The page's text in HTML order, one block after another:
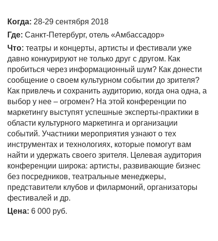
Когда: 28-29 сентября 2018
Где: Санкт-Петербург, отель «Амбассадор»
Что: театры и концерты, артисты и фестивали уже
давно конкурируют не только друг с другом. Как
пробиться через информационный шум? Как донести
сообщение о своем культурном событии до зрителя?
Как привлечь и сохранить аудиторию, когда она одна, а
выбор у нее – огромен? На этой конференции по
маркетингу выступят успешные эксперты-практики в
области культурного маркетинга и организации
событий. Участники мероприятия узнают о тех
инструментах и технологиях, которые помогут вам
найти и удержать своего зрителя. Целевая аудитория
конференции широка: артисты, развивающие бизнес
без посредников, театральные менеджеры,
представители клубов и филармоний, организаторы
фестивалей и др.
Цена: 6 000 руб.